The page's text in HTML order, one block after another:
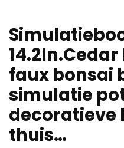
faux bonsai
simulatie
decoratieve
thuis…